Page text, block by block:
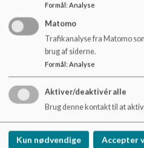
Ulla Nykvist, skolesekretær
Skolesundhedsplejerske
51837172 eller mail
Hadbjerg Skole
Formål: Analyse
Matomo
Trafikanalyse fra Matomo
brug af siderne.
Formål: Analyse
Aktiver/deaktivér alle
Brug denne kontakt til at
Kun nødvendige Accepter